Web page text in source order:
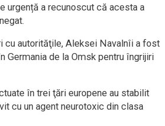
urgență a recunoscut că acesta a
cu autorităţile, Aleksei Navalnîi a fost
Germania de la Omsk pentru îngrijiri
în trei ţări europene au stabilit
cu un agent neurotoxic din clasa